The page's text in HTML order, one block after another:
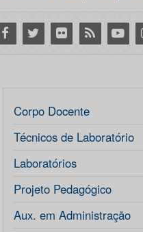
Facebook
Twitter Flickr RSS
Corpo Docente
Técnicos de Laboratório
Laboratórios
Projeto Pedagógico
Aux. em Administração